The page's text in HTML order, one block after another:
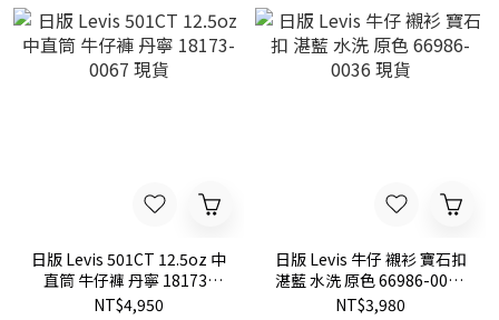
日版 Levis 501CT 12.5oz 中
直筒 牛仔褲 丹寧 18173-
0067 現貨
NT$4,950
日版 Levis 牛仔 襯衫 寶石扣
湛藍 水洗 原色 66986-0036
現貨
NT$3,980